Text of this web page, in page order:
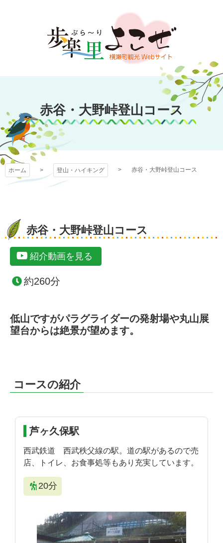
文
キ
プ
歩楽～里（ぶら～
り）よこぜ
赤谷・大野峠登山コース
ホーム 登山・ハイキング 赤谷・大野峠登山コース
赤谷・大野峠登山コース
紹介動画を見る
約260分
低山ですがパラグライダーの発射場や丸山展
望台からは絶景が望めます。
コースの紹介
芦ヶ久保駅
西武鉄道 西武秩父線の駅。道の駅があるので売
店、トイレ、お食事処等もあり充実しています。
20分